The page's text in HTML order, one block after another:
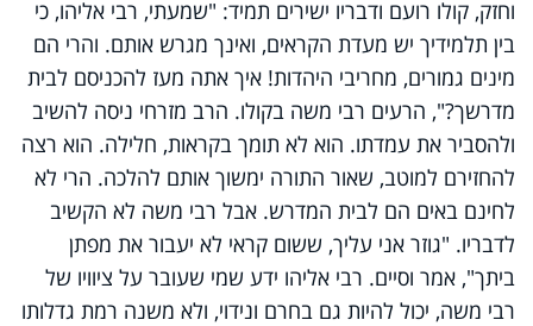
וחזק, קולו רועם ודבריו ישירים תמיד: "שמעתי, רבי אליהו, כי
בין תלמידיך יש מעדת הקראים, ואינך מגרש אותם. והרי הם
מינים גמורים, מחריבי היהדות! איך אתה מעז להכניסם לבית
מדרשך?", הרעים רבי משה בקולו. הרב מזרחי ניסה להשיב
ולהסביר את עמדתו. הוא לא תומך בקראות, חלילה. הוא רצה
להחזירם למוטב, שאור התורה ימשוך אותם להלכה. הרי לא
לחינם באים הם לבית המדרש. אבל רבי משה לא הקשיב
לדבריו. "גוזר אני עליך, ששום קראי לא יעבור את מפתן
ביתך", אמר וסיים. רבי אליהו ידע שמי שעובר על ציוויו של
רבי משה, יכול להיות גם בחרם ונידוי, ולא משנה רמת גדלותו